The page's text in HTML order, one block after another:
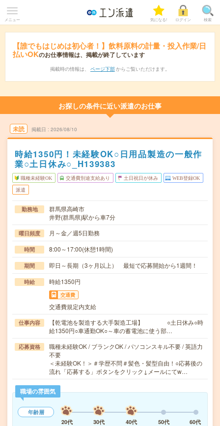
メニュー 気になる! ログイン 検索
【誰でもはじめは初心者！】飲料原料の計量・投入作業/日
払いOKのお仕事情報は、掲載が終了しています
掲載時の情報は、 ページ下部 からご覧いただけます。
お探しの条件に近い派遣のお仕事
未読 掲載日 2026/08/10
時給1350円！未経験OK○日用品製造の一般作
業○土日休み○_H139383
職種未経験OK 交通費別途支給あり 土日祝日が休み WEB登録OK
派遣
勤務地
群馬県高崎市
井野(群馬県)駅から車7分
曜日頻度 月～金／週5日勤務
時間 8:00～17:00(休憩1時間)
期間 即日～長期（3ヶ月以上） 最短で応募開始から1週間！
時給 時給1350円
交通費
交通費規定内支給
仕事内容
【乾電池を製造する大手製造工場】 ○土日休み○時
給1350円○車通勤OK○～車の蓄電池に使う部…
応募資格
職種未経験OK / ブランクOK / パソコンスキル不要 / 英語力
不要
＜未経験OK！＞＃学歴不問＃髪色・髪型自由！○応募後の
流れ「応募する」ボタンをクリック↓メールにてw…
職場の雰囲気
年齢層
20代
30代 40代 50代 60代